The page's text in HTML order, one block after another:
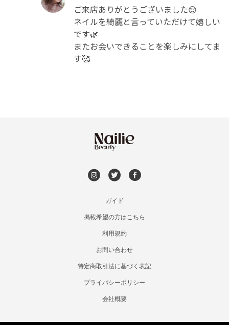
ご来店ありがとうございました😌
ネイルを綺麗と言っていただけて嬉しい
です🌿
またお会いできることを楽しみにしてま
す🥰
ガイド
掲載希望の方はこちら
利用規約
お問い合わせ
特定商取引法に基づく表記
プライバシーポリシー
会社概要